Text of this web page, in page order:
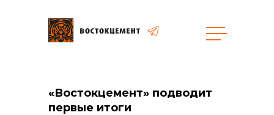
общая информация
«Востокцемент» подводит
первые итоги